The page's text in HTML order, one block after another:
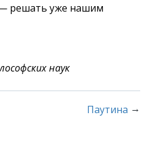
решать уже нашим
наук
Паутина →